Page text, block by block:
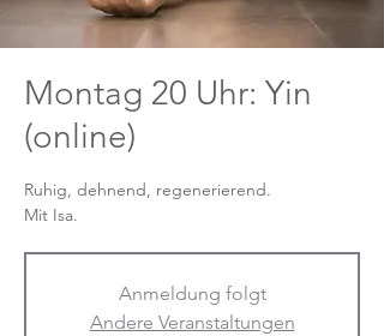
Montag 20 Uhr: Yin
(online)
Ruhig, dehnend, regenerierend.
Mit Isa.
Anmeldung folgt
Andere Veranstaltungen